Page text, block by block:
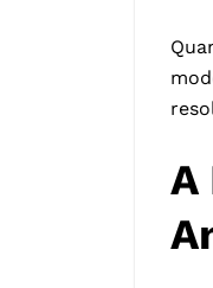
A